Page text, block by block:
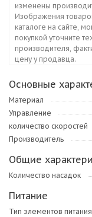
изменены
Изображения
каталоге на сайте,
покупкой уточните
производителя,
цену у продавца.
Основные
Материал
Управление
количество скоростей
Производитель
Общие
Количество насадок
Питание
Тип элементов питания